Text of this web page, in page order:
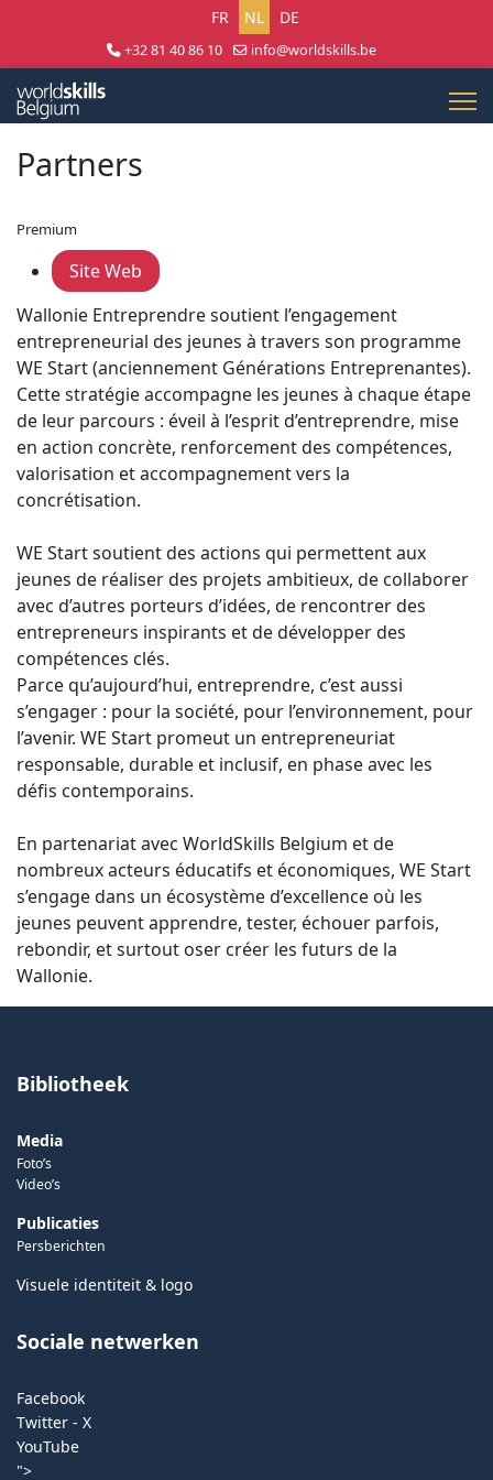
Selecteer uw taal
FR NL DE
+32 81 40 86 10
info@worldskills.be
Partners
Premium
Site Web
Wallonie Entreprendre soutient l’engagement
entrepreneurial des jeunes à travers son programme
WE Start (anciennement Générations Entreprenantes).
Cette stratégie accompagne les jeunes à chaque étape
de leur parcours : éveil à l’esprit d’entreprendre, mise
en action concrète, renforcement des compétences,
valorisation et accompagnement vers la
concrétisation.
WE Start soutient des actions qui permettent aux
jeunes de réaliser des projets ambitieux, de collaborer
avec d’autres porteurs d’idées, de rencontrer des
entrepreneurs inspirants et de développer des
compétences clés.
Parce qu’aujourd’hui, entreprendre, c’est aussi
s’engager : pour la société, pour l’environnement, pour
l’avenir. WE Start promeut un entrepreneuriat
responsable, durable et inclusif, en phase avec les
défis contemporains.
En partenariat avec WorldSkills Belgium et de
nombreux acteurs éducatifs et économiques, WE Start
s’engage dans un écosystème d’excellence où les
jeunes peuvent apprendre, tester, échouer parfois,
rebondir, et surtout oser créer les futurs de la
Wallonie.
Bibliotheek
Media
Foto’s
Video’s
Publicaties
Persberichten
Visuele identiteit & logo
Sociale netwerken
Facebook
Twitter - X
YouTube
">